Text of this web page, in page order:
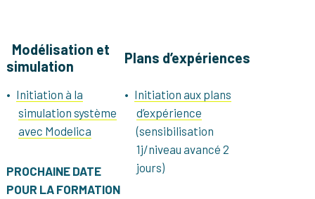
Modélisation et
simulation
Plans d’expériences
Initiation à la
simulation système
avec Modelica
PROCHAINE DATE
POUR LA FORMATION
Initiation aux plans
d’expérience
(sensibilisation
1j/niveau avancé 2
jours)